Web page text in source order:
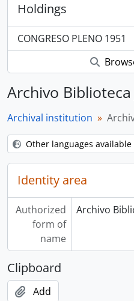
Holdings
CONGRESO PLENO 1951
Archivo
Archival institution
Other languages available
Identity area
Authorized
form of
name
Archivo
Clipboard
Add